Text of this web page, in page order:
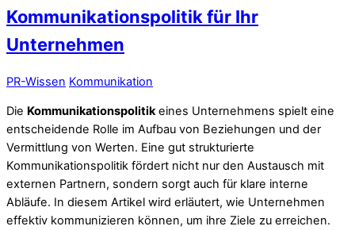
Kommunikationspolitik für Ihr
Unternehmen
PR-Wissen Kommunikation
Die Kommunikationspolitikeines Unternehmens spielt eine
entscheidende Rolle im Aufbau von Beziehungen und der
Vermittlung von Werten. Eine gut strukturierte
Kommunikationspolitik fördert nicht nur den Austausch mit
externen Partnern, sondern sorgt auch für klare interne
Abläufe. In diesem Artikel wird erläutert, wie Unternehmen
effektiv kommunizieren können, um ihre Ziele zu erreichen.